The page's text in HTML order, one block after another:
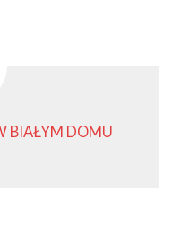
BIAŁYM DOMU